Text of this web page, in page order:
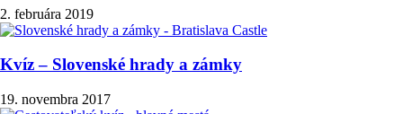
2. februára 2019
Kvíz – Slovenské hrady a zámky
19. novembra 2017